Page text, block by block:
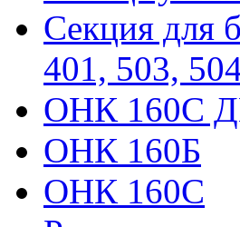
Секция для
401, 503,
ОНК 160С
ОНК 160Б
ОНК 160С